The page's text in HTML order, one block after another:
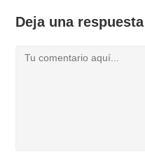
Deja una respuesta
Comentario